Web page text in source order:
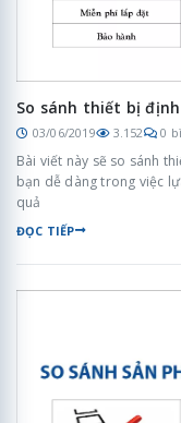
So sánh thiết bị
03/06/2019 3.152 0
Bài viết này sẽ so sánh
bạn dễ dàng trong việc
quả
ĐỌC TIẾP